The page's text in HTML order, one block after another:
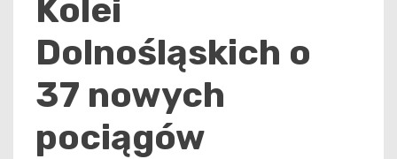
Kolei
Dolnośląskich o
37 nowych
pociągów